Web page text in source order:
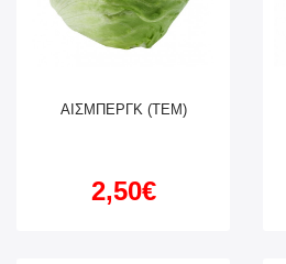
ΑΙΣΜΠΕΡΓΚ (ΤΕΜ)
2,50€